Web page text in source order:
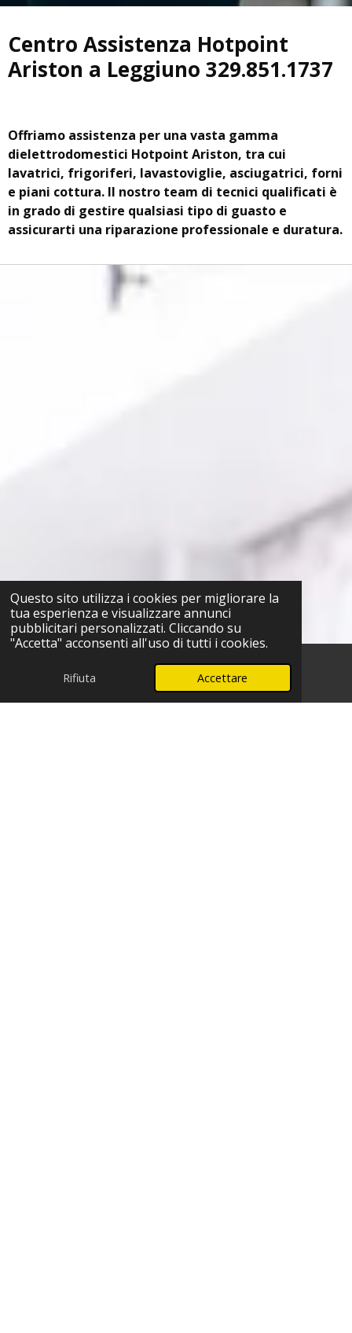
Questo sito utilizza i cookies per migliorare la
tua esperienza e visualizzare annunci
pubblicitari personalizzati. Cliccando su
"Accetta" acconsenti all'uso di tutti i cookies.
Rifiuta Accettare
Centro Assistenza Hotpoint
Ariston a Leggiuno 329.851.1737
Offriamo assistenza per una vasta gamma
dielettrodomestici Hotpoint Ariston, tra cui
lavatrici, frigoriferi, lavastoviglie, asciugatrici, forni
e piani cottura. Il nostro team di tecnici qualificati è
in grado di gestire qualsiasi tipo di guasto e
assicurarti una riparazione professionale e duratura.
Telefono WhatsApp